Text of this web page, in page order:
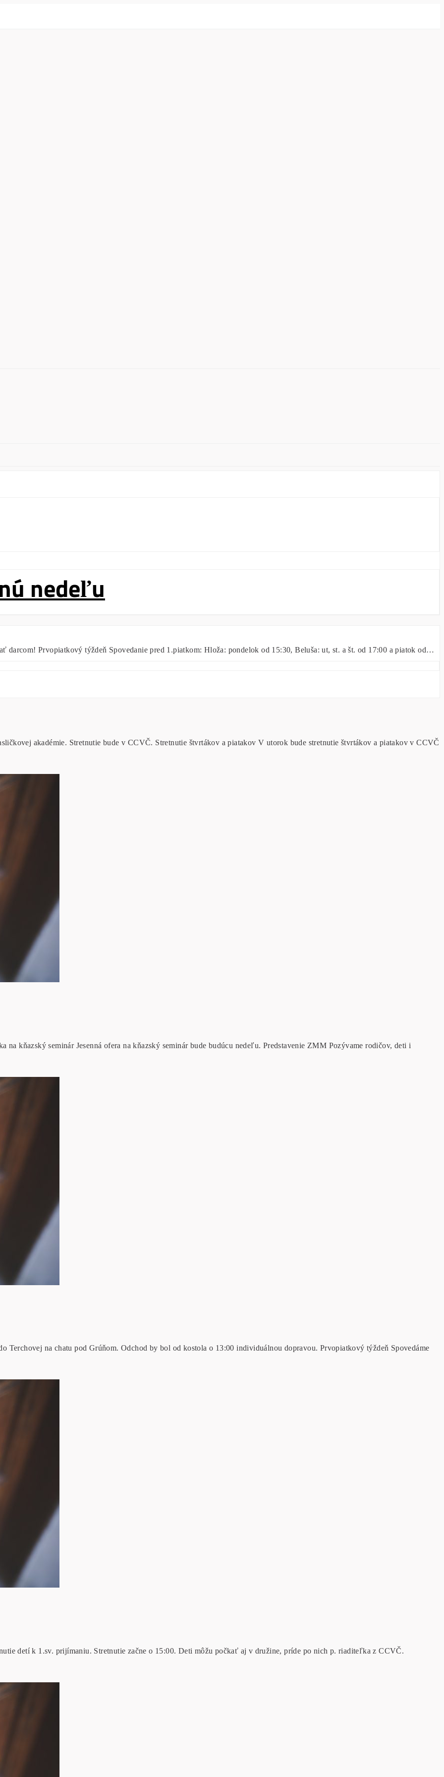
nedeľu
darcom! Prvopiatkový týždeň Spovedanie pred 1.piatkom: Hloža: pondelok od 15:30, Beluša: ut, st. a št. od 17:00 a piatok od…
akadémie. Stretnutie bude v CCVČ. Stretnutie štvrtákov a piatakov V utorok bude stretnutie štvrtákov a piatakov v CCVČ
na kňazský seminár Jesenná ofera na kňazský seminár bude budúcu nedeľu. Predstavenie ZMM Pozývame rodičov, deti i
Terchovej na chatu pod Grúňom. Odchod by bol od kostola o 13:00 individuálnou dopravou. Prvopiatkový týždeň Spovedáme
detí k 1.sv. prijímaniu. Stretnutie začne o 15:00. Deti môžu počkať aj v družine, príde po nich p. riaditeľka z CCVČ.